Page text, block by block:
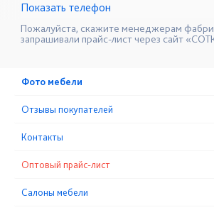
☎+7 (4752) 56-53-36
Показать телефон
Пожалуйста, скажите менеджерам
запрашивали прайс-лист через сайт
Фото мебели
Отзывы покупателей
Контакты
Оптовый прайс-лист
Cалоны мебели